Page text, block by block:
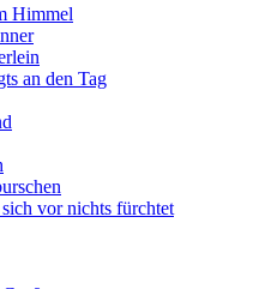
Himmel
an den Tag
vor nichts fürchtet